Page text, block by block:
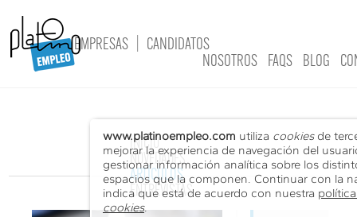
www.platinoempleo.com utiliza cookiesde
mejorar la experiencia de navegación del
gestionar información analítica sobre los
espacios que la componen. Continuar con la
indica que está de acuerdo con nuestra
cookies.
EMPRESAS
CANDIDATOS
NOSOTROS
FAQS BLOG
INICIO
NOVEDADES
ARTÍCULOS
ENTREVISTAS